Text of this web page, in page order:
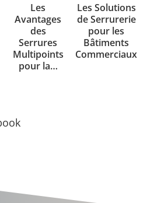
Les
Avantages
des
Serrures
Multipoints
pour la…
Les Solutions
de Serrurerie
pour les
Bâtiments
Commerciaux